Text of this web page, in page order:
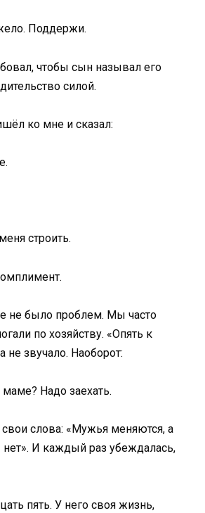
Поддержи.
чтобы сын называл его
силой.
ко мне и сказал:
строить.
не было проблем. Мы часто
по хозяйству. «Опять к
не звучало. Наоборот:
Надо заехать.
слова: «Мужья меняются, а
нет». И каждый раз убеждалась,
пять. У него своя жизнь,